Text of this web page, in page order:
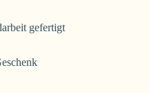
gefertigt